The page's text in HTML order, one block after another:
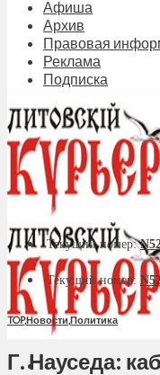
Афиша
Архив
Правовая
Реклама
Подписка
Текущий номер:
Текущий номер:
TOP,Новости,Политика
Г. Науседа: